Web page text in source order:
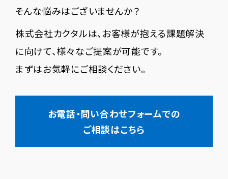
そんな悩みはございませんか？
株式会社カクタルは、お客様が抱える課題解決
に向けて、様々なご提案が可能です。
まずはお気軽にご相談ください。
お電話・問い合わせフォームでの
ご相談はこちら